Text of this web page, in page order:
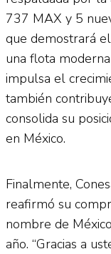
737 MAX y 5
que demostrará
una flota
impulsa el
también
consolida su
en México.
Finalmente,
reafirmó su
nombre de
año. “Gracias a